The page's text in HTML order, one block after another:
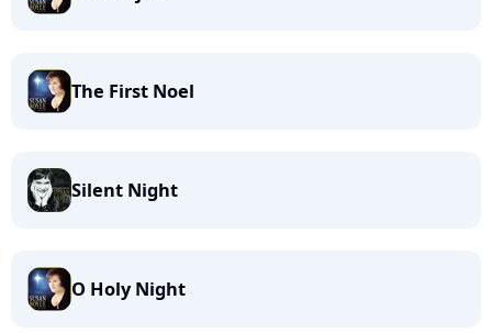
The First Noel
Silent Night
O Holy Night